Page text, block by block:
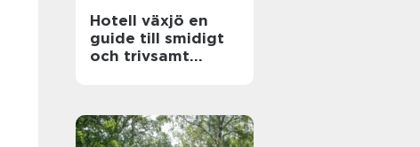
Hotell växjö en
guide till smidigt
och trivsamt